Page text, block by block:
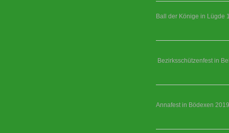
Ball der Könige in Lügde
Bezirksschützenfest in
Annafest in Bödexen 2019